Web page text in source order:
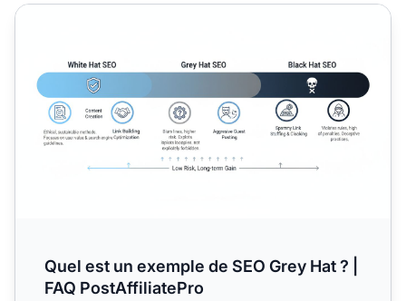
Quel est un exemple de SEO Grey Hat ? | FAQ
Quel est un exemple de SEO Grey Hat ? |
FAQ PostAffiliatePro